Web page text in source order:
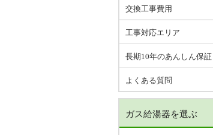
交換工事費用
工事対応エリア
長期10年のあんしん保証
よくある質問
ガス給湯器を選ぶ